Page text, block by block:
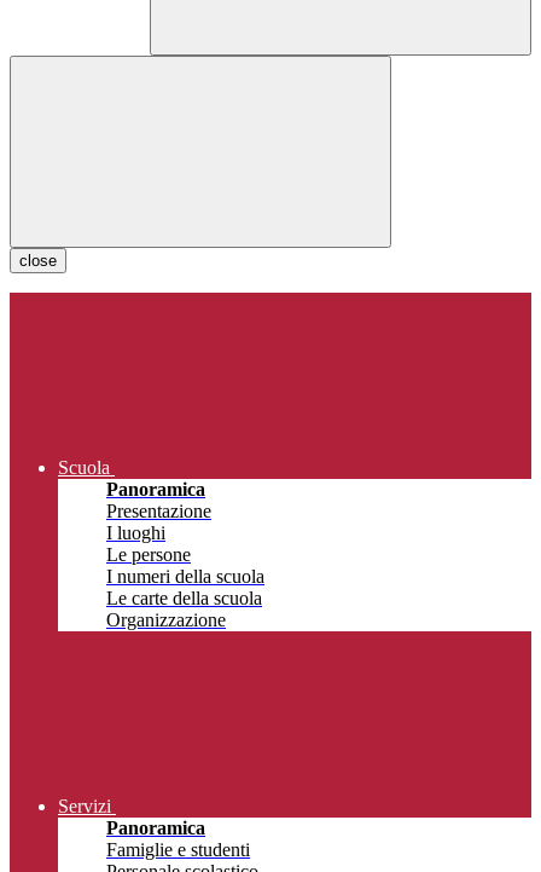
close
Scuola
Panoramica
Presentazione
I luoghi
Le persone
I numeri della scuola
Le carte della scuola
Organizzazione
Servizi
Panoramica
Famiglie e studenti